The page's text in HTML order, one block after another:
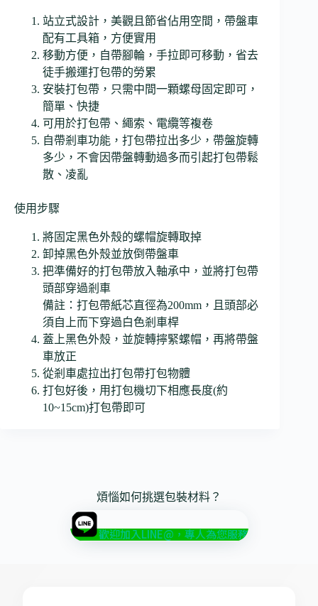
站立式設計，美觀且節省佔用空間，帶盤車
配有工具箱，方便實用
移動方便，自帶腳輪，手拉即可移動，省去
徒手搬運打包帶的勞累
安裝打包帶，只需中間一顆螺母固定即可，
簡單、快捷
可用於打包帶、繩索、電纜等複卷
自帶剎車功能，打包帶拉出多少，帶盤旋轉
多少，不會因帶盤轉動過多而引起打包帶鬆
散、凌亂
使用步驟
將固定黑色外殼的螺帽旋轉取掉
卸掉黑色外殼並放倒帶盤車
把準備好的打包帶放入軸承中，並將打包帶
頭部穿過剎車
備註：打包帶紙芯直徑為200mm，且頭部必
須自上而下穿過白色剎車桿
蓋上黑色外殼，並旋轉擰緊螺帽，再將帶盤
車放正
從剎車處拉出打包帶打包物體
打包好後，用打包機切下相應長度(約
10~15cm)打包帶即可
煩惱如何挑選包裝材料？
歡迎加入LINE@，專人為您服務